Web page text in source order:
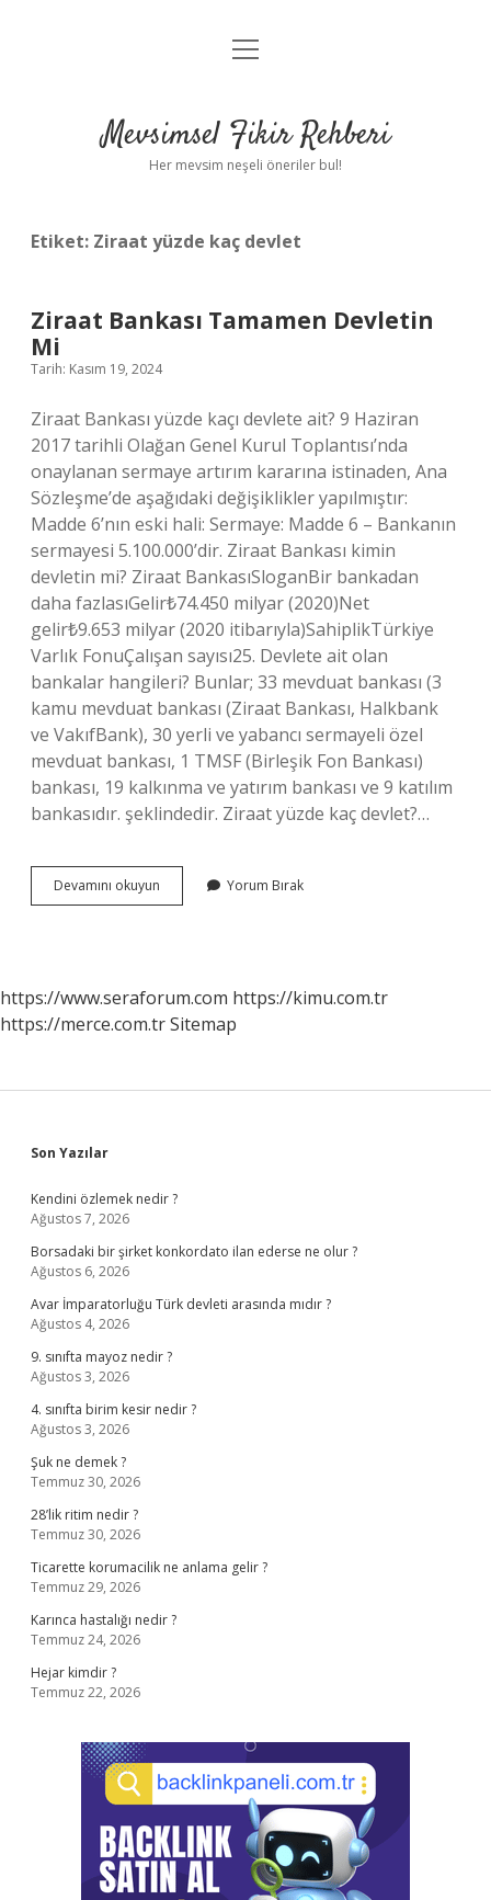
Anasayfa
Yasal Uyarı
menüyü
Mevsimsel Fikir Rehberi
Her mevsim neşeli öneriler bul!
Etiket: Ziraat yüzde kaç devlet
Ziraat Bankası Tamamen Devletin
Mi
Tarih: Kasım 19, 2024
Ziraat Bankası yüzde kaçı devlete ait? 9 Haziran
2017 tarihli Olağan Genel Kurul Toplantısı’nda
onaylanan sermaye artırım kararına istinaden, Ana
Sözleşme’de aşağıdaki değişiklikler yapılmıştır:
Madde 6’nın eski hali: Sermaye: Madde 6 – Bankanın
sermayesi 5.100.000’dir. Ziraat Bankası kimin
devletin mi? Ziraat BankasıSloganBir bankadan
daha fazlasıGelir₺74.450 milyar (2020)Net
gelir₺9.653 milyar (2020 itibarıyla)SahiplikTürkiye
Varlık FonuÇalışan sayısı25. Devlete ait olan
bankalar hangileri? Bunlar; 33 mevduat bankası (3
kamu mevduat bankası (Ziraat Bankası, Halkbank
ve VakıfBank), 30 yerli ve yabancı sermayeli özel
mevduat bankası, 1 TMSF (Birleşik Fon Bankası)
bankası, 19 kalkınma ve yatırım bankası ve 9 katılım
bankasıdır. şeklindedir. Ziraat yüzde kaç devlet?…
Devamını okuyun
Bankası
Yorum Bırak
https://www.seraforum.com https://kimu.com.tr
https://merce.com.trSitemap
Sidebar
Son Yazılar
Kendini özlemek nedir ?
Ağustos 7, 2026
Borsadaki bir şirket konkordato ilan ederse ne olur ?
Ağustos 6, 2026
Avar İmparatorluğu Türk devleti arasında mıdır ?
Ağustos 4, 2026
9. sınıfta mayoz nedir ?
Ağustos 3, 2026
4. sınıfta birim kesir nedir ?
Ağustos 3, 2026
Şuk ne demek ?
Temmuz 30, 2026
28’lik ritim nedir ?
Temmuz 30, 2026
Ticarette korumacilik ne anlama gelir ?
Temmuz 29, 2026
Karınca hastalığı nedir ?
Temmuz 24, 2026
Hejar kimdir ?
Temmuz 22, 2026